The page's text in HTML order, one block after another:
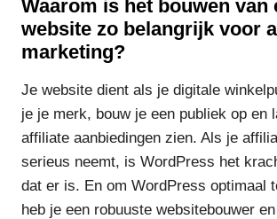
Waarom is het bouwen van
website zo belangrijk voor
marketing?
Je website dient als je digitale
je je merk, bouw je een publiek op en
affiliate aanbiedingen zien. Als je
serieus neemt, is WordPress het
dat er is. En om WordPress optimaal
heb je een robuuste websitebouwer en